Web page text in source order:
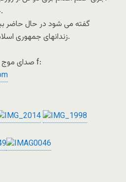
حقوق بشر را برانگیخته است.
زندانهای جمهوری اسلامی محکوم به اعدام هستند.
Green Wave Voice – صدای موج سبز f: